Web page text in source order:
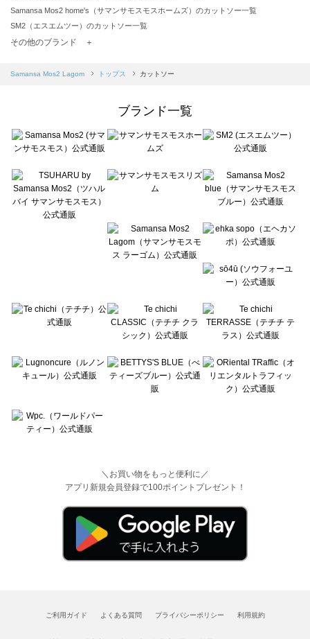
Samansa Mos2 home's（サマンサモスモスホームズ）のカットソー一覧
SM2（エスエムツー）のカットソー一覧
TSUHARU by Samansa Mos2（ツハルバイサマンサモスモス）のカットソー一覧
Samansa Mos2 blue（サマンサモスモス ブルー）のカットソー一覧
sō4ū（ソウフォーユー）のカットソー一覧
Te chichi（テチチ）のカットソー一覧
Te chichi CLASSIC（テチチ クラシック）のカットソー一覧
Lugnoncure（ルノンキュール）のカットソー一覧
BETTY'S BLUE（べティーズブルー）のカットソー一覧
Wpc.（ワールドパーティー）のカットソー一覧
その他のブランド ＋
Samansa Mos2 Lagom トップス カットソー
ブランド一覧
＼お買い物をもっと便利に／
アプリ新規会員登録で100ポイントプレゼント！
ご利用ガイド よくある質問 プライバシーポリシー 利用規約